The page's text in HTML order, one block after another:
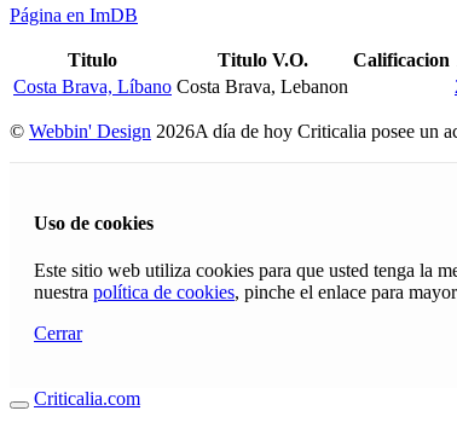
Página en ImDB
Titulo Titulo V.O. Calificacion
Costa Brava, Líbano Costa Brava, Lebanon
© Webbin' Design 2026A día de hoy Criticalia posee un
Uso de cookies
Este sitio web utiliza cookies para que usted tenga la
nuestra política de cookies, pinche el enlace para
Cerrar
Criticalia.com